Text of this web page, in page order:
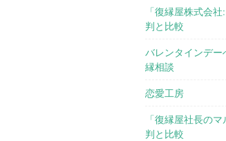
「復縁屋株式会
判と比較
バレンタインデ
縁相談
恋愛工房
「復縁屋社長の
判と比較